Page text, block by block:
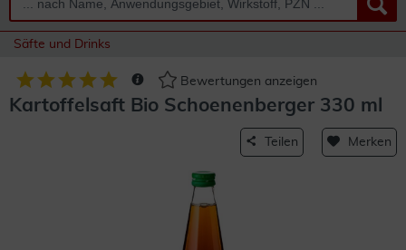
Säfte und Drinks
Bewertungen anzeigen
Kartoffelsaft Bio Schoenenberger 330 ml
Teilen Merken